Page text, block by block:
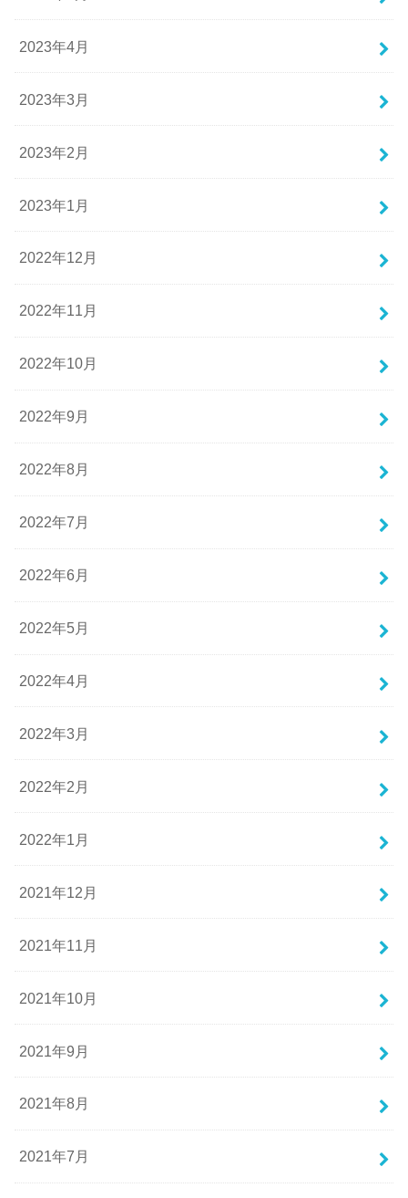
2023年4月
2023年3月
2023年2月
2023年1月
2022年12月
2022年11月
2022年10月
2022年9月
2022年8月
2022年7月
2022年6月
2022年5月
2022年4月
2022年3月
2022年2月
2022年1月
2021年12月
2021年11月
2021年10月
2021年9月
2021年8月
2021年7月